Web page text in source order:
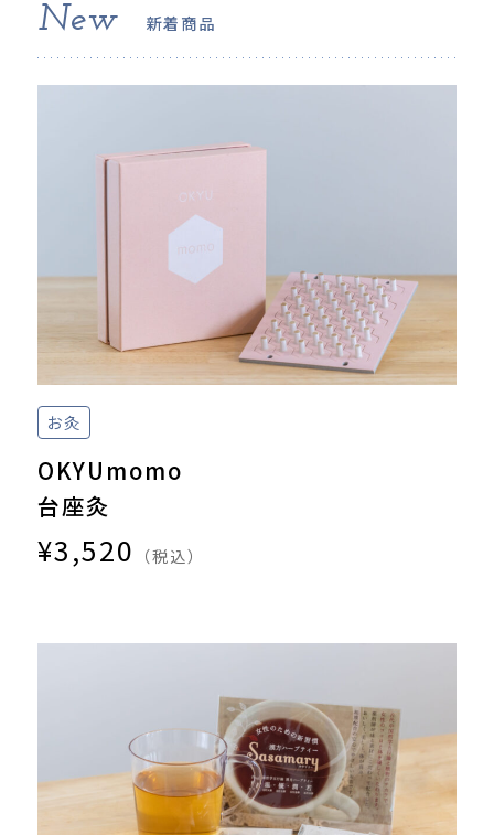
New 新着商品
お灸
OKYUmomo
台座灸
¥3,520 （税込）